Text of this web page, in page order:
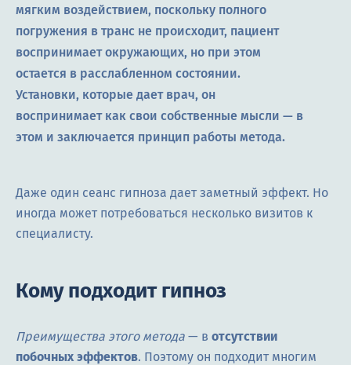
мягким воздействием, поскольку полного
погружения в транс не происходит, пациент
воспринимает окружающих, но при этом
остается в расслабленном состоянии.
Установки, которые дает врач, он
воспринимает как свои собственные мысли — в
этом и заключается принцип работы метода.
Даже один сеанс гипноза дает заметный эффект. Но
иногда может потребоваться несколько визитов к
специалисту.
Кому подходит гипноз
Преимущества этого метода — в отсутствии
побочных эффектов. Поэтому он подходит многим